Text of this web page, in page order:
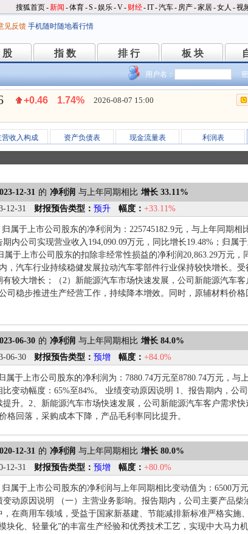
搜狐首页-新闻 -体育-S -娱乐-V- 财经-IT-汽车- 房产-家居-女人 -视
见反馈 手机随时随地看行情
股
股 指 数
指 数 排 行
排 行 板 块
板 块
用户名：
+0.46 1.74% 2026-08-07 15:00
营收入构成 资产负债表 现金流量表 利润表
12-31 的 净利润 与上年同期相比 增长 33.11%
12-31 财报预告类型： 预升 幅度： +33.11%
归属于上市公司股东的净利润为：225745182.9元，与上年同期
内公司实现营业收入194,090.09万元，同比增长19.48%；归属
属于上市公司股东的扣除非经常性损益的净利润20,863.29万元
，汽车行业持续稳健发展拉动汽车零部件行业保持较快增长。
有较大增长；（2）新能源汽车市场快速发展，公司新能源汽车
司稳步推进生产经营工作，持续降本增效。同时，原辅材料价
06-30 的 净利润 与上年同期相比 增长 84.0%
06-30 财报预告类型： 预增 幅度： +84.0%
属于上市公司股东的净利润为：7880.74万元至8780.74万元，与
比变动幅度：65%至84%。 业绩变动原因说明 1、报告期内，公
提升。2、新能源汽车市场快速发展，公司新能源汽车客户需求
格回落，采购成本下降，产品毛利率同比提升。
12-31 的 净利润 与上年同期相比 增长 80.0%
12-31 财报预告类型： 预增 幅度： +80.0%
归属于上市公司股东的净利润与上年同期相比变动值为：6500万
变动原因说明 （一）主营业务影响。报告期内，公司主要产品
，在商用车领域，受益于国家新基建、节能减排新标准严格实施
块化、轻量化”的丰富生产经验和优秀技术工艺，实现中大马力